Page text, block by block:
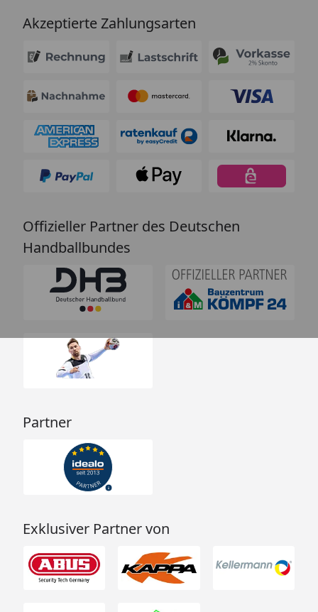
Akzeptierte Zahlungsarten
Offizieller Partner des Deutschen
Handballbundes
Partner
Exklusiver Partner von